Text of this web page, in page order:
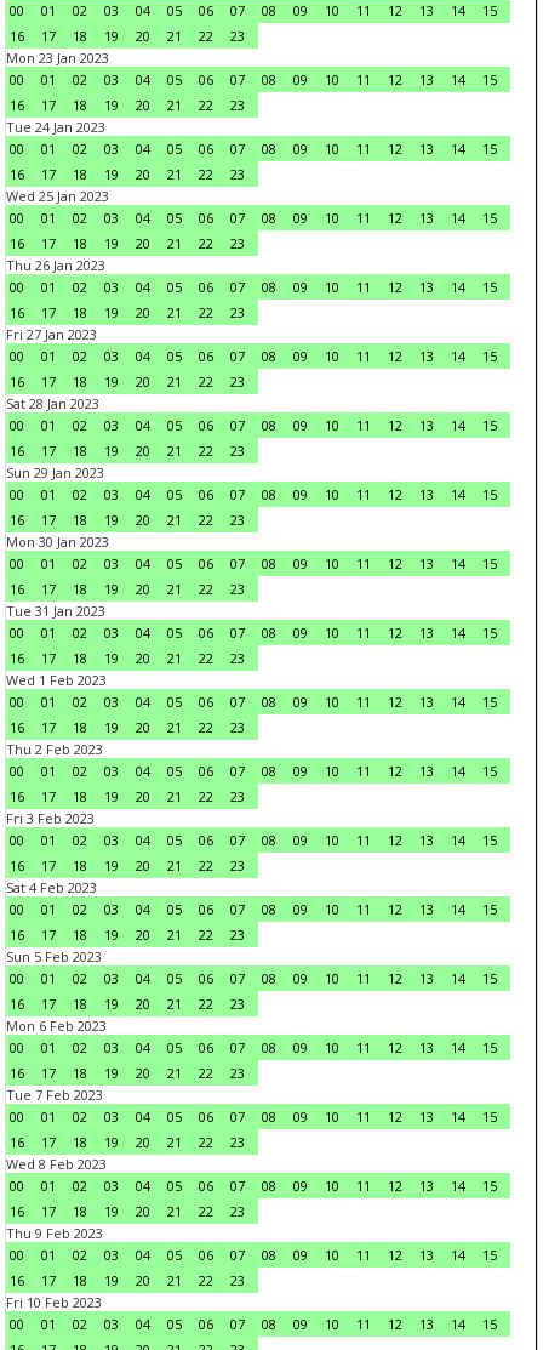
00
01 02 03 04 05 06 07 08 09 10 11 12 13 14
15
16
17 18 19 20 21 22
23
Mon 23 Jan 2023
00
01 02 03 04 05 06 07 08 09 10 11 12 13 14
15
16
17 18 19 20 21 22
23
Tue 24 Jan 2023
00
01 02 03 04 05 06 07 08 09 10 11 12 13 14
15
16
17 18 19 20 21 22
23
Wed 25 Jan 2023
00
01 02 03 04 05 06 07 08 09 10 11 12 13 14
15
16
17 18 19 20 21 22
23
Thu 26 Jan 2023
00
01 02 03 04 05 06 07 08 09 10 11 12 13 14
15
16
17 18 19 20 21 22
23
Fri 27 Jan 2023
00
01 02 03 04 05 06 07 08 09 10 11 12 13 14
15
16
17 18 19 20 21 22
23
Sat 28 Jan 2023
00
01 02 03 04 05 06 07 08 09 10 11 12 13 14
15
16
17 18 19 20 21 22
23
Sun 29 Jan 2023
00
01 02 03 04 05 06 07 08 09 10 11 12 13 14
15
16
17 18 19 20 21 22
23
Mon 30 Jan 2023
00
01 02 03 04 05 06 07 08 09 10 11 12 13 14
15
16
17 18 19 20 21 22
23
Tue 31 Jan 2023
00
01 02 03 04 05 06 07 08 09 10 11 12 13 14
15
16
17 18 19 20 21 22
23
Wed 1 Feb 2023
00
01 02 03 04 05 06 07 08 09 10 11 12 13 14
15
16
17 18 19 20 21 22
23
Thu 2 Feb 2023
00
01 02 03 04 05 06 07 08 09 10 11 12 13 14
15
16
17 18 19 20 21 22
23
Fri 3 Feb 2023
00
01 02 03 04 05 06 07 08 09 10 11 12 13 14
15
16
17 18 19 20 21 22
23
Sat 4 Feb 2023
00
01 02 03 04 05 06 07 08 09 10 11 12 13 14
15
16
17 18 19 20 21 22
23
Sun 5 Feb 2023
00
01 02 03 04 05 06 07 08 09 10 11 12 13 14
15
16
17 18 19 20 21 22
23
Mon 6 Feb 2023
00
01 02 03 04 05 06 07 08 09 10 11 12 13 14
15
16
17 18 19 20 21 22
23
Tue 7 Feb 2023
00
01 02 03 04 05 06 07 08 09 10 11 12 13 14
15
16
17 18 19 20 21 22
23
Wed 8 Feb 2023
00
01 02 03 04 05 06 07 08 09 10 11 12 13 14
15
16
17 18 19 20 21 22
23
Thu 9 Feb 2023
00
01 02 03 04 05 06 07 08 09 10 11 12 13 14
15
16
17 18 19 20 21 22
23
Fri 10 Feb 2023
00
01 02 03 04 05 06 07 08 09 10 11 12 13 14
15